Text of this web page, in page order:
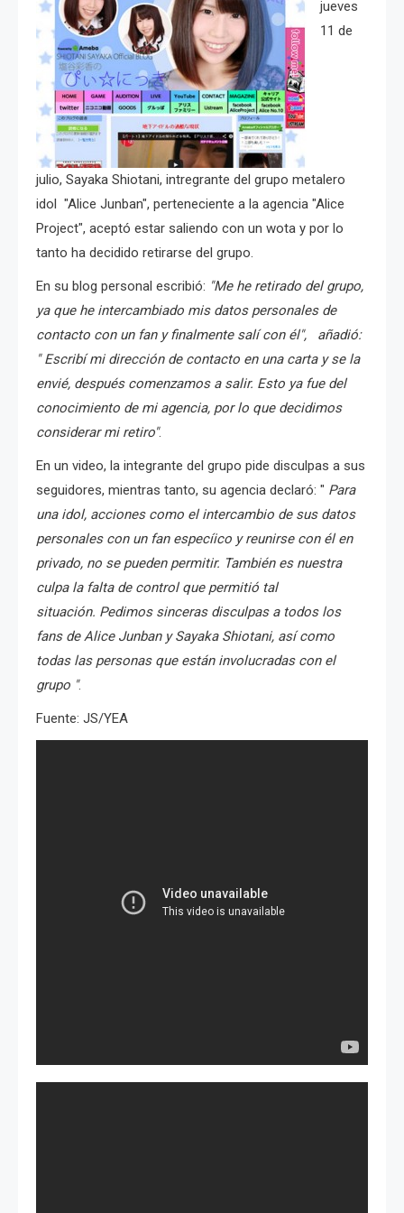
jueves
11 de
julio, Sayaka Shiotani, intregrante del grupo metalero
idol "Alice Junban", perteneciente a la agencia "Alice
Project", aceptó estar saliendo con un wota y por lo
tanto ha decidido retirarse del grupo.
En su blog personal escribió: "Me he retirado del grupo,
ya que he intercambiado mis datos personales de
contacto con un fan y finalmente salí con él", añadió:
" Escribí mi dirección de contacto en una carta y se la
envié, después comenzamos a salir. Esto ya fue del
conocimiento de mi agencia, por lo que decidimos
considerar mi retiro".
En un video, la integrante del grupo pide disculpas a sus
seguidores, mientras tanto, su agencia declaró: " Para
una idol, acciones como el intercambio de sus datos
personales con un fan especíico y reunirse con él en
privado, no se pueden permitir. También es nuestra
culpa la falta de control que permitió tal
situación. Pedimos sinceras disculpas a todos los
fans de Alice Junban y Sayaka Shiotani, así como
todas las personas que están involucradas con el
grupo ".
Fuente: JS/YEA